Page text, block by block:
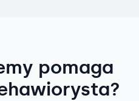
pomaga